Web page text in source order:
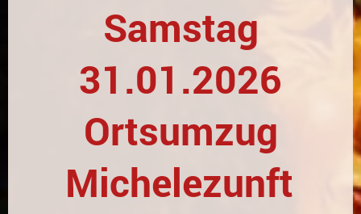
Samstag
31.01.2026
Ortsumzug
Michelezunft